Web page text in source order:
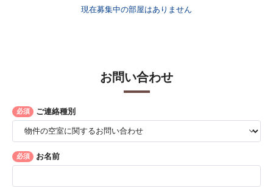
現在募集中の部屋はありません
お問い合わせ
必須 ご連絡種別
必須 お名前